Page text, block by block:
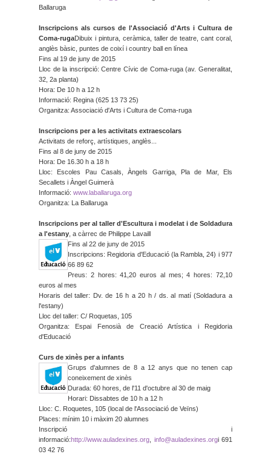
Ballaruga
Inscripcions als cursos de l'Associació d'Arts i Cultura de
Coma-rugaDibuix i pintura, ceràmica, taller de teatre, cant coral,
anglès bàsic, puntes de coixí i country ball en línea
Fins al 19 de juny de 2015
Lloc de la inscripció: Centre Cívic de Coma-ruga (av. Generalitat,
32, 2a planta)
Hora: De 10 h a 12 h
Informació: Regina (625 13 73 25)
Organitza: Associació d'Arts i Cultura de Coma-ruga
Inscripcions per a les activitats extraescolars
Activitats de reforç, artístiques, anglès...
Fins al 8 de juny de 2015
Hora: De 16.30 h a 18 h
Lloc: Escoles Pau Casals, Àngels Garriga, Pla de Mar, Els
Secallets i Àngel Guimerà
Informació: www.laballaruga. org
Organitza: La Ballaruga
Inscripcions per al taller d'Escultura i modelat i de Soldadura
a l'estany , a càrrec de Philippe Lavaill
Fins al 22 de juny de 2015
Inscripcions: Regidoria d'Educació (la Rambla, 24) i 977
66 89 62
Preus: 2 hores: 41,20 euros al mes; 4 hores: 72,10
euros al mes
Horaris del taller: Dv. de 16 h a 20 h / ds. al matí (Soldadura a
l'estany)
Lloc del taller: C/ Roquetas, 105
Organitza: Espai Fenosià de Creació Artística i Regidoria
d'Educació
Curs de xinès per a infants
Grups d'alumnes de 8 a 12 anys que no tenen cap
coneixement de xinès
Durada: 60 hores, de l'11 d'octubre al 30 de maig
Horari: Dissabtes de 10 h a 12 h
Lloc: C. Roquetes, 105 (local de l'Associació de Veïns)
Places: mínim 10 i màxim 20 alumnes
Inscripció i
informació:http://www.auladexines.org info@auladexines.orgi 691
03 42 76